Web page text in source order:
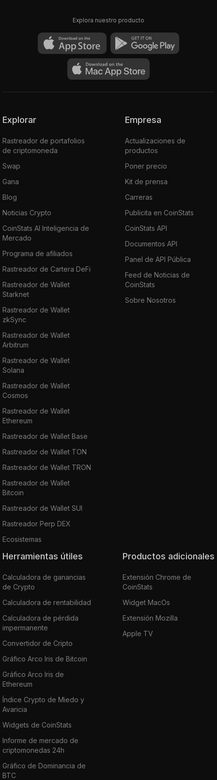
Explora nuestro producto
Explorar
Rastreador de portafolios
de criptomoneda
Swap
Gana
Blog
Noticias Crypto
CoinStats AI Inteligencia de
Mercado
Programa de afiliados
Rastreador de Cartera DeFi
Rastreador de Wallet
Starknet
Rastreador de Wallet
zkSync
Rastreador de Wallet
Arbitrum
Rastreador de Wallet
Solana
Rastreador de Wallet
Cosmos
Rastreador de Wallet
Ethereum
Rastreador de Wallet Base
Rastreador de Wallet TON
Rastreador de Wallet TRON
Rastreador de Wallet
Bitcoin
Rastreador de Wallet SUI
Rastreador Perp DEX
Ecosistemas
Empresa
Actualizaciones de
productos
Poner precio
Kit de prensa
Carreras
Publicita en CoinStats
CoinStats API
Documentos API
Panel de API Pública
Feed de Noticias de
CoinStats
Sobre Nosotros
Herramientas útiles
Calculadora de ganancias
de Crypto
Calculadora de rentabilidad
Calculadora de pérdida
impermanente
Convertidor de Cripto
Gráfico Arco Iris de Bitcoin
Gráfico Arco Iris de
Ethereum
Índice Crypto de Miedo y
Avaricia
Widgets de CoinStats
Informe de mercado de
criptomonedas 24h
Gráfico de Dominancia de
BTC
Productos adicionales
Extensión Chrome de
CoinStats
Widget MacOs
Extensión Mozilla
Apple TV